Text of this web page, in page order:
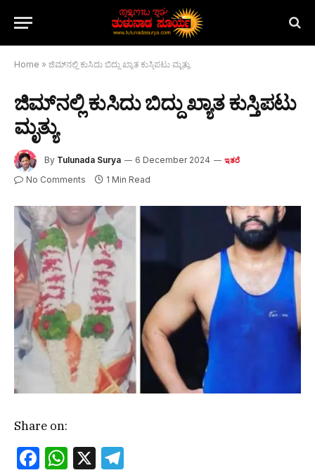
Home » ಜಿಮ್‌ನಲ್ಲಿ ಕುಸಿದು ಬಿದ್ದು ಖ್ಯಾತ ಕುಸ್ತಿಪಟು ಮೃತ್ಯು
ಜಿಮ್‌ನಲ್ಲಿ ಕುಸಿದು ಬಿದ್ದು ಖ್ಯಾತ ಕುಸ್ತಿಪಟು
ಮೃತ್ಯು
By Tulunada Surya 6 December 2024 ಇತರೆ
No Comments 1 Min Read
Share on:
Facebook
WhatsApp
X